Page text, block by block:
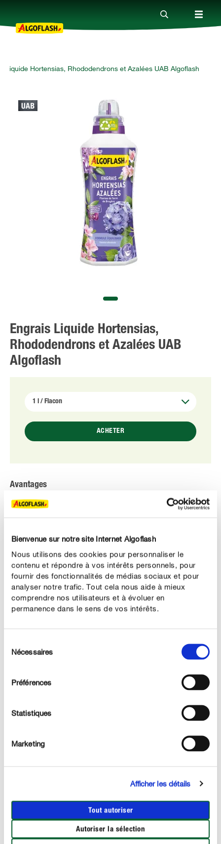
Bienvenue sur notre site Internet Algoflash
Nous utilisons des cookies pour personnaliser le
contenu et répondre à vos intérêts personnels, pour
fournir des fonctionnalités de médias sociaux et pour
analyser notre trafic. Tout cela nous aide à mieux
comprendre nos utilisateurs et à évoluer en
permanence dans le sens de vos intérêts.
duNécessaires
Préférences
Statistiques
Marketing
Afficher les détails
Tout autoriser
Autoriser la sélection
Nos produits
Conseils
Liquide Hortensias, Rhododendrons et Azalées UAB Algoflash
Engrais Liquide Hortensias,
Rhododendrons et Azalées UAB
Algoflash
ACHETER
Avantages
Adapté aux besoins spécifiques des hortensias,
Pour une floraison abondante et éclatante.
Prévient le jaunissement.
Utilisable en Agriculture Biologique*
UTILISATION
DÉTAILS TECHNIQUES
DES QUESTIONS ? DEMANDEZ-NOUS !
Ces produits qui pourraient également vous intéresser :